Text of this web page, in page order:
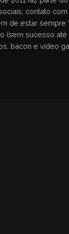
contato
de estar sempre
(sem sucesso
bacon e vídeo